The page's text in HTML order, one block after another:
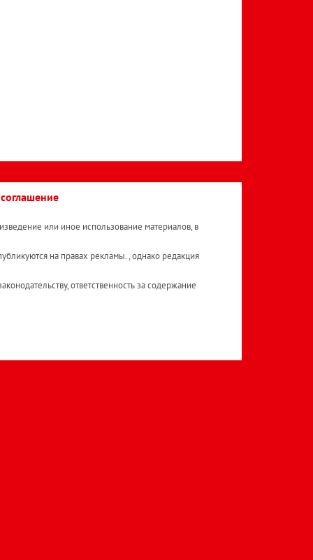
или иное использование материалов, в
на правах рекламы. , однако редакция
ответственность за содержание